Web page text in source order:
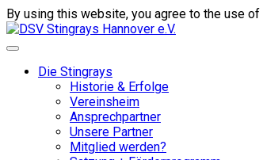
By using this website, you agree to the use
Die Stingrays
Historie & Erfolge
Vereinsheim
Ansprechpartner
Unsere Partner
Mitglied werden?